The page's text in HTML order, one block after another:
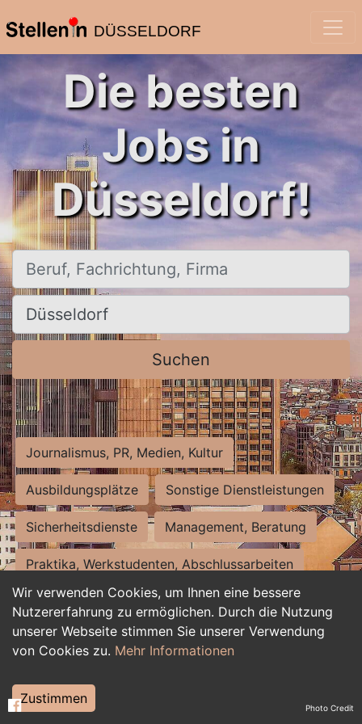
DÜSSELDORF
Wir verwenden Cookies, um Ihnen eine bessere
Nutzererfahrung zu ermöglichen. Durch die Nutzung
unserer Webseite stimmen Sie unserer Verwendung
von Cookies zu. Mehr Informationen
Zustimmen
Die besten
Jobs in
Düsseldorf!
Beruf, Fachrichtung, Firma
Ort, Stadt
Suchen
Journalismus, PR, Medien, Kultur
Ausbildungsplätze Sonstige Dienstleistungen
Sicherheitsdienste Management, Beratung
Praktika, Werkstudenten, Abschlussarbeiten
Personalwesen Assistenz, Sekretariat
Hilfskräfte, Aushilfs- und Nebenjobs
Weiterbildung, Studium, duale Ausbildung Photo Credit